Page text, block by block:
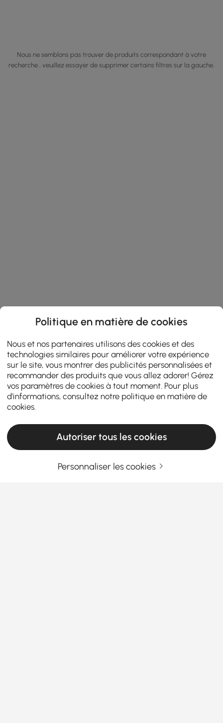
Nous ne semblons pas trouver de produits correspondant à votre
recherche , veuillez essayer de supprimer certains filtres sur la gauche.
Entrez Votre Adresse E-mail
Politique en matière de cookies
Nous et nos partenaires utilisons des cookies et des
technologies similaires pour améliorer votre expérience
sur le site, vous montrer des publicités personnalisées et
recommander des produits que vous allez adorer! Gérez
vos paramètres de cookies à tout moment. Pour plus
d'informations, consultez notre politique en matière de
cookies
Autoriser tous les cookies
Personnaliser les cookies